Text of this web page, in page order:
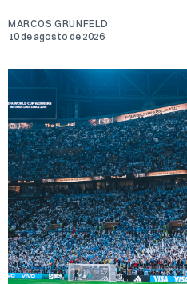
MARCOS GRUNFELD
10 de agosto de 2026